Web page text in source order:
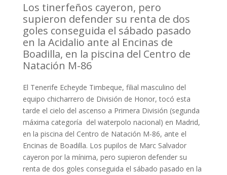
Los tinerfeños cayeron, pero
supieron defender su renta de dos
goles conseguida el sábado pasado
en la Acidalio ante al Encinas de
Boadilla, en la piscina del Centro de
Natación M-86
El Tenerife Echeyde Timbeque, filial masculino del
equipo chicharrero de División de Honor, tocó esta
tarde el cielo del ascenso a Primera División (segunda
máxima categoría del waterpolo nacional) en Madrid,
en la piscina del Centro de Natación M-86, ante el
Encinas de Boadilla. Los pupilos de Marc Salvador
cayeron por la mínima, pero supieron defender su
renta de dos goles conseguida el sábado pasado en la